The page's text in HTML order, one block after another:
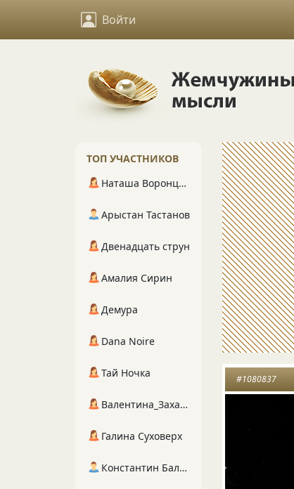
Войти
#1080837
ТОП УЧАСТНИКОВ
Наташа Воронцова
Арыстан Тастанов
Двенадцать струн
Амалия Сирин
Демура
Dana Noire
Тай Ночка
Валентина_Захарова
Галина Суховерх
Константин Балухта